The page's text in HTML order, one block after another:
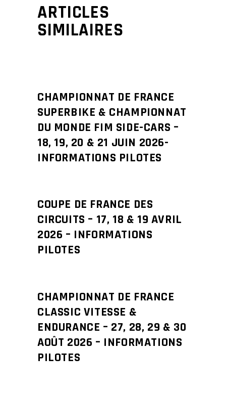
ARTICLES
SIMILAIRES
CHAMPIONNAT DE FRANCE
SUPERBIKE & CHAMPIONNAT
DU MONDE FIM SIDE-CARS –
18, 19, 20 & 21 JUIN 2026-
INFORMATIONS PILOTES
COUPE DE FRANCE DES
CIRCUITS – 17, 18 & 19 AVRIL
2026 – INFORMATIONS
PILOTES
CHAMPIONNAT DE FRANCE
CLASSIC VITESSE &
ENDURANCE – 27, 28, 29 & 30
AOÛT 2026 – INFORMATIONS
PILOTES